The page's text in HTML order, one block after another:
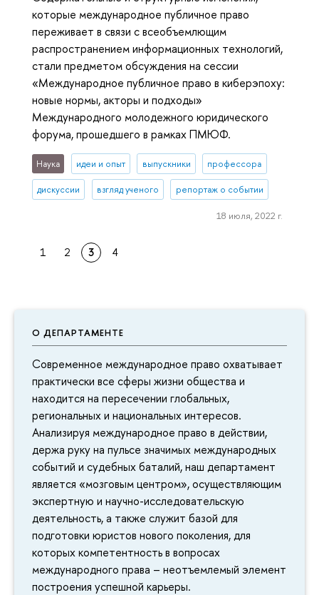
О ДЕПАРТАМЕНТЕ
Современное международное право охватывает
практически все сферы жизни общества и
находится на пересечении глобальных,
региональных и национальных интересов.
Анализируя международное право в действии,
держа руку на пульсе значимых международных
событий и судебных баталий, наш департамент
является «мозговым центром», осуществляющим
экспертную и научно-исследовательскую
деятельность, а также служит базой для
подготовки юристов нового поколения, для
которых компетентность в вопросах
международного права – неотъемлемый элемент
построения успешной карьеры.
которые международное публичное право
переживает в связи с всеобъемлющим
распространением информационных технологий,
стали предметом обсуждения на сессии
«Международное публичное право в киберэпоху:
новые нормы, акторы и подходы»
Международного молодежного юридического
форума, прошедшего в рамках ПМЮФ.
Наука идеи и опыт выпускники профессора
дискуссии взгляд ученого репортаж о событии
18 июля, 2022 г.
1 2 3 4